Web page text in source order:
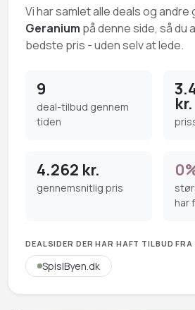
Vi har samlet alle deals og andre
Geranium på denne side, så du
bedste pris - uden selv at lede.
9
deal-tilbud gennem
tiden
kr.
4.262 kr.
gennemsnitlig pris
har
DEALSIDER DER HAR HAFT TILBUD FRA
SpisIByen.dk